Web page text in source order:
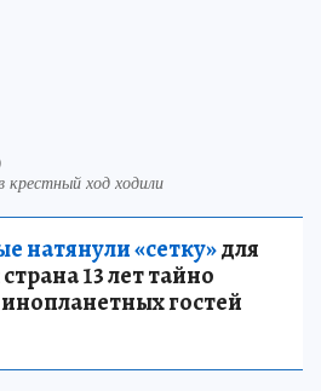
ход ходили
натянули «сетку»для
13 лет тайно
гостей